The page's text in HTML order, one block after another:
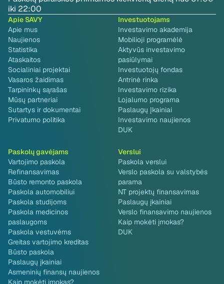
iki 22:00
Apie SAVY
Apie mus
Naujienos
Statistika
Ataskaitos
Socialiniai projektai
Vasaros žaidimas
Tarpininkų sąrašas
Mūsų partneriai
Sutartys ir dokumentai
Privatumo politika
Investuotojams
Investavimo akademija
Mobilioji programėlė
Aktyvūs investavimo
pasiūlymai
Investuotojų fondas
Antrinė rinka
Investavimo rizika
Lojalumo programa
Paslaugų Įkainiai
Investavimo naujienos
DUK
Paskolų gavėjams
Vartojimo paskola
Refinansavimas
Būsto remonto paskola
Paskola automobiliui
Paskola studijoms
Paskola medicinos
paslaugoms
Paskola vestuvėms
Greitas vartojimo kreditas
Būsto paskola
Paslaugų įkainiai
Asmeninių finansų naujienos
Kaip mokėti įmokas?
Verslui
Paskola verslui
Verslo paskola su valstybės
parama
NT projektų finansavimas
Paslaugų įkainiai
Verslo finansavimo naujienos
Kaip mokėti įmokas?
DUK